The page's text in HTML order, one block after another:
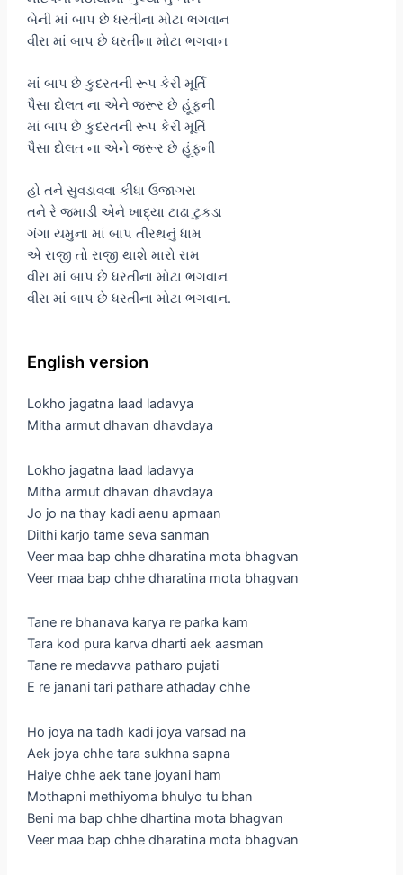
બેની માં બાપ છે ધરતીના મોટા ભગવાન
વીરા માં બાપ છે ધરતીના મોટા ભગવાન
માં બાપ છે કુદરતની રૂપ કેરી મૂર્તિ
પૈસા દોલત ના એને જરૂર છે હૂંફની
માં બાપ છે કુદરતની રૂપ કેરી મૂર્તિ
પૈસા દોલત ના એને જરૂર છે હૂંફની
હો તને સુવડાવવા કીધા ઉજાગરા
તને રે જમાડી એને ખાદ્યા ટાઢા ટુકડા
ગંગા યમુના માં બાપ તીરથનું ધામ
એ રાજી તો રાજી થાશે મારો રામ
વીરા માં બાપ છે ધરતીના મોટા ભગવાન
વીરા માં બાપ છે ધરતીના મોટા ભગવાન.
English version
Lokho jagatna laad ladavya
Mitha armut dhavan dhavdaya
Lokho jagatna laad ladavya
Mitha armut dhavan dhavdaya
Jo jo na thay kadi aenu apmaan
Dilthi karjo tame seva sanman
Veer maa bap chhe dharatina mota bhagvan
Veer maa bap chhe dharatina mota bhagvan
Tane re bhanava karya re parka kam
Tara kod pura karva dharti aek aasman
Tane re medavva patharo pujati
E re janani tari pathare athaday chhe
Ho joya na tadh kadi joya varsad na
Aek joya chhe tara sukhna sapna
Haiye chhe aek tane joyani ham
Mothapni methiyoma bhulyo tu bhan
Beni ma bap chhe dhartina mota bhagvan
Veer maa bap chhe dharatina mota bhagvan